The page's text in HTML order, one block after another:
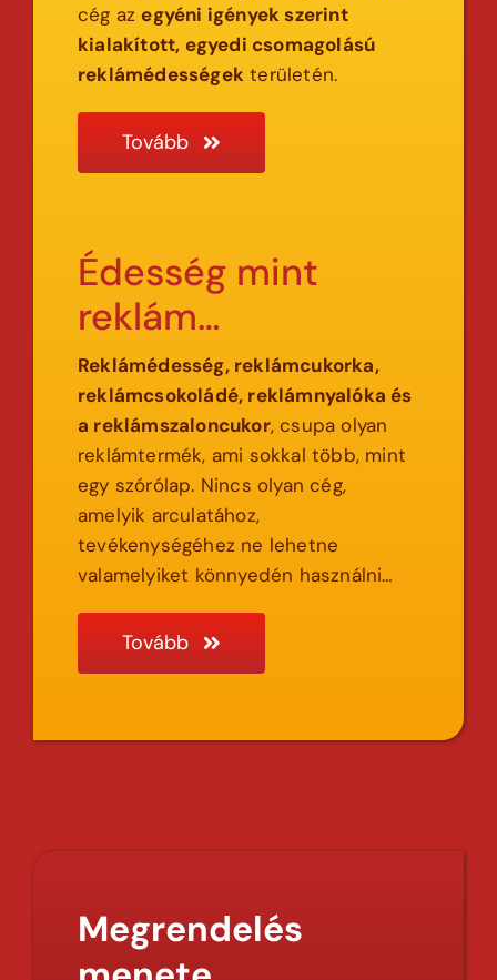
cég az egyéni igények szerint
kialakított, egyedi csomagolású
reklámédességekterületén.
Tovább
Édesség mint
reklám…
Reklámédesség, reklámcukorka,
reklámcsokoládé, reklámnyalóka és
a reklámszaloncukor, csupa olyan
reklámtermék, ami sokkal több, mint
egy szórólap. Nincs olyan cég,
amelyik arculatához,
tevékenységéhez ne lehetne
valamelyiket könnyedén használni…
Tovább
Megrendelés